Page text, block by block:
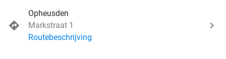
Opheusden
Markstraat 1
Routebeschrijving